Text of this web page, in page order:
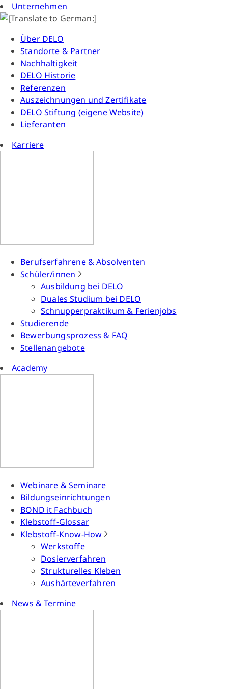
Unternehmen
Über DELO
Standorte & Partner
Nachhaltigkeit
DELO Historie
Referenzen
Auszeichnungen und Zertifikate
DELO Stiftung (eigene Website)
Lieferanten
Karriere
Berufserfahrene & Absolventen
Schüler/innen
Ausbildung bei DELO
Duales Studium bei DELO
Schnupperpraktikum & Ferienjobs
Studierende
Bewerbungsprozess & FAQ
Stellenangebote
Academy
Webinare & Seminare
Bildungseinrichtungen
BOND it Fachbuch
Klebstoff-Glossar
Klebstoff-Know-How
Werkstoffe
Dosierverfahren
Strukturelles Kleben
Aushärteverfahren
News & Termine